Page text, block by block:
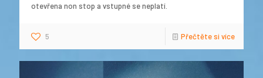
otevřena non stop a vstupné se neplatí.
5 Přečtěte si více